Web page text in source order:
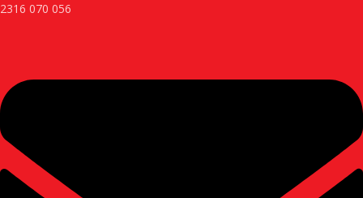
2316 070 056